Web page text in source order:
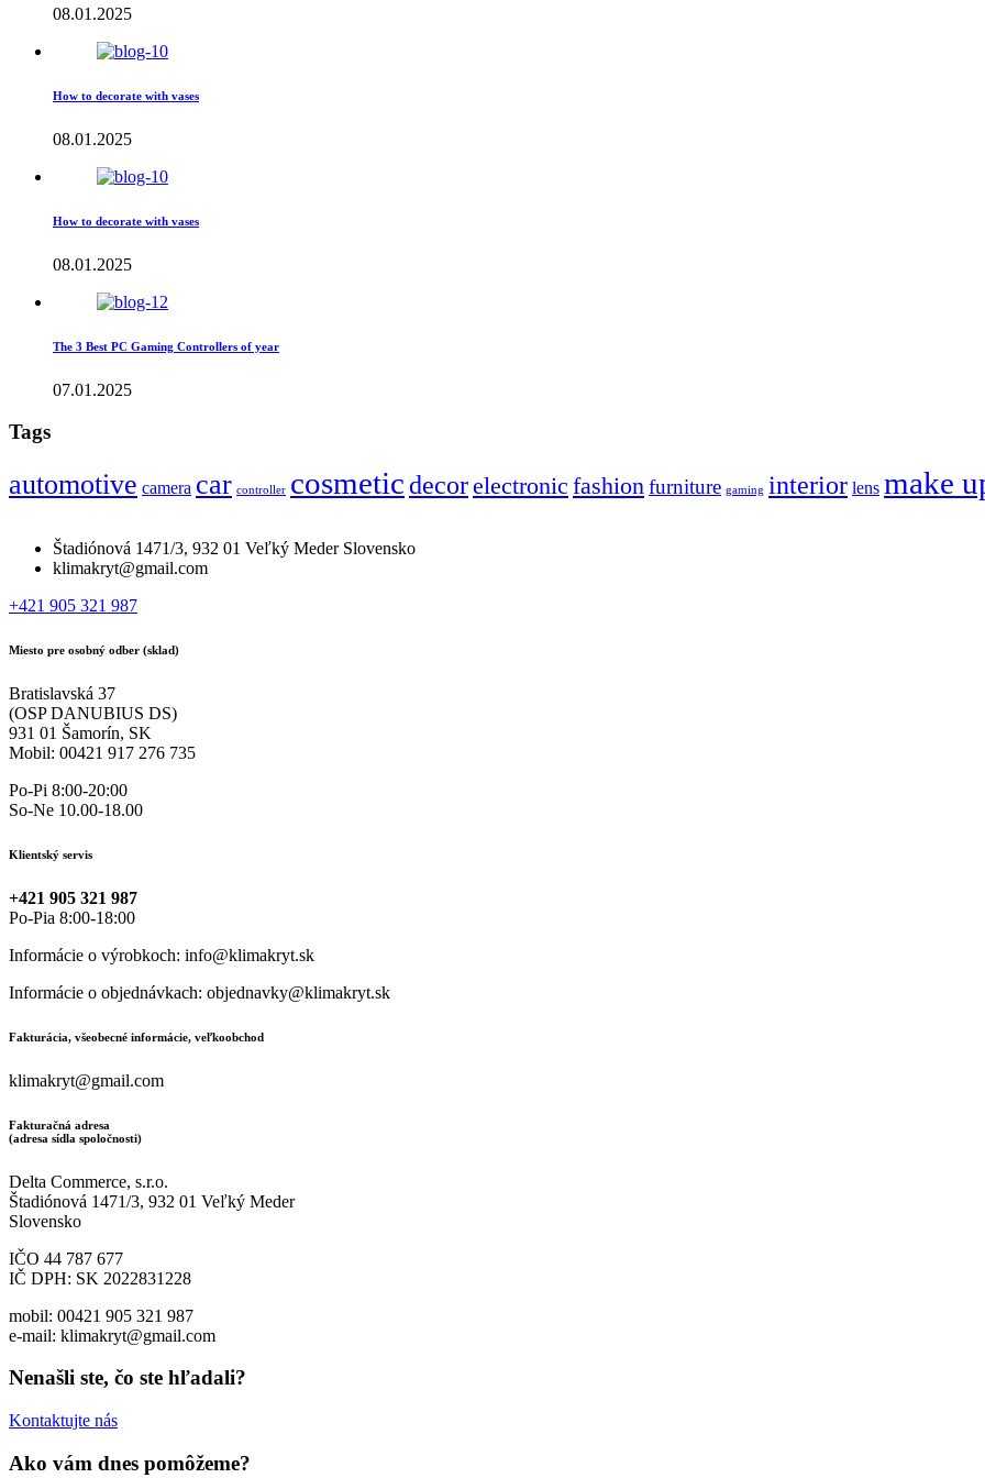
08.01.2025
How to decorate with vases
08.01.2025
How to decorate with vases
08.01.2025
The 3 Best PC Gaming Controllers of year
07.01.2025
Tags
automotive camera car controller cosmeticdecorelectronic fashion furniture gaming interior lens make
Štadiónová 1471/3, 932 01 Veľký Meder Slovensko
klimakryt@gmail.com
+421 905 321 987
Miesto pre osobný odber (sklad)
Bratislavská 37
(OSP DANUBIUS DS)
931 01 Šamorín, SK
Mobil: 00421 917 276 735
Po-Pi 8:00-20:00
So-Ne 10.00-18.00
Klientský servis
+421 905 321 987
Po-Pia 8:00-18:00
Informácie o výrobkoch: info@klimakryt.sk
Informácie o objednávkach: objednavky@klimakryt.sk
Fakturácia, všeobecné informácie, veľkoobchod
klimakryt@gmail.com
Fakturačná adresa
(adresa sídla spoločnosti)
Delta Commerce, s.r.o.
Štadiónová 1471/3, 932 01 Veľký Meder
Slovensko
IČO 44 787 677
IČ DPH: SK 2022831228
mobil: 00421 905 321 987
e-mail: klimakryt@gmail.com
Nenašli ste, čo ste hľadali?
Kontaktujte nás
Ako vám dnes pomôžeme?